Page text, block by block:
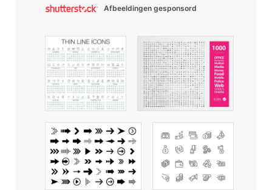
Afbeeldingen gesponsord